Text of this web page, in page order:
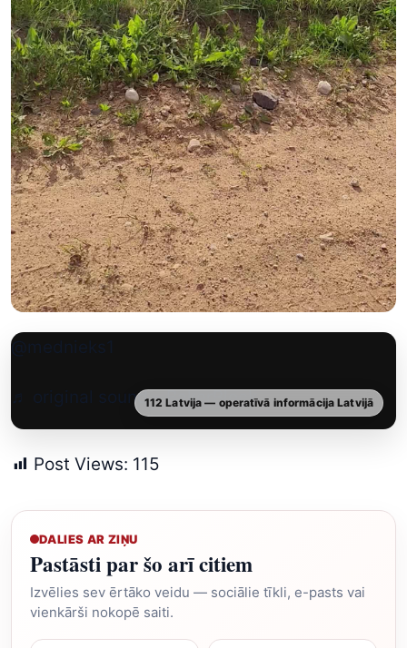
@mednieks1
♬ original sound – BakerBlock112 Latvija — operatīvā informācija Latvijā
Post Views: 115
DALIES AR ZIŅU
Pastāsti par šo arī citiem
Izvēlies sev ērtāko veidu — sociālie tīkli, e-pasts vai
vienkārši nokopē saiti.